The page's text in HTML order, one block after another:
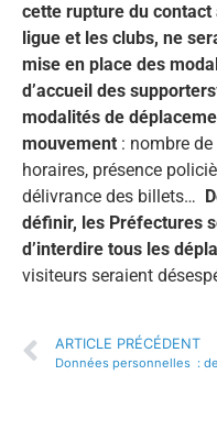
cette rupture du
ligue et les clubs, ne
mise en place des
d’accueil des supporters
modalités de
mouvement : nombre
horaires, présence
délivrance des billets…
définir, les Préfectures
d’interdire tous les
visiteurs seraient
ARTICLE PRÉCÉDENT